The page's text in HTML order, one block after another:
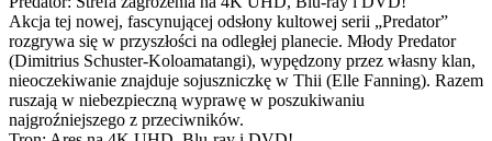
Akcja tej nowej, fascynującej odsłony kultowej serii „Predator”
rozgrywa się w przyszłości na odległej planecie. Młody Predator
(Dimitrius Schuster-Koloamatangi), wypędzony przez własny klan,
nieoczekiwanie znajduje sojuszniczkę w Thii (Elle Fanning). Razem
ruszają w niebezpieczną wyprawę w poszukiwaniu
najgroźniejszego z przeciwników.